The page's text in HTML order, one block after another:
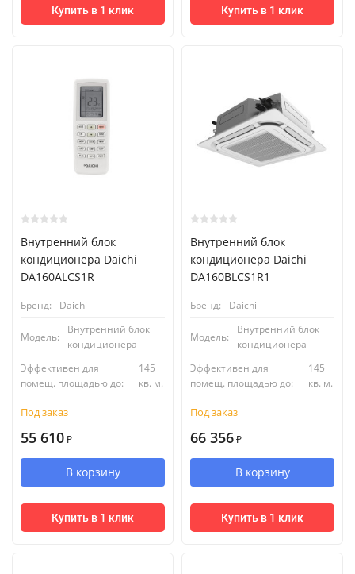
Купить в 1 клик Купить в 1 клик
Внутренний блок
кондиционера Daichi
DA160ALCS1R
Бренд: Daichi
Модель:
Внутренний блок
кондиционера
Эффективен для
помещ. площадью до:
145
кв. м.
Под заказ
55 610 ₽
В корзину
Купить в 1 клик
Внутренний блок
кондиционера Daichi
DA160BLCS1R1
Бренд: Daichi
Модель:
Внутренний блок
кондиционера
Эффективен для
помещ. площадью до:
145
кв. м.
Под заказ
66 356 ₽
В корзину
Купить в 1 клик